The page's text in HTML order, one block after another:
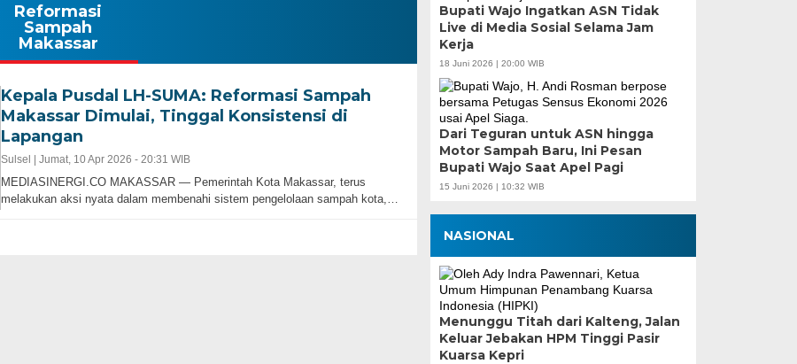
Reformasi
Sampah
Makassar
Kepala Pusdal LH-SUMA: Reformasi Sampah
Makassar Dimulai, Tinggal Konsistensi di
Lapangan
Sulsel | Jumat, 10 Apr 2026 - 20:31 WIB
MEDIASINERGI.CO MAKASSAR — Pemerintah Kota Makassar, terus
melakukan aksi nyata dalam membenahi sistem pengelolaan sampah kota,…
Bupati Wajo Ingatkan ASN Tidak
Live di Media Sosial Selama Jam
Kerja
18 Juni 2026 | 20:00 WIB
Dari Teguran untuk ASN hingga
Motor Sampah Baru, Ini Pesan
Bupati Wajo Saat Apel Pagi
15 Juni 2026 | 10:32 WIB
NASIONAL
Menunggu Titah dari Kalteng, Jalan
Keluar Jebakan HPM Tinggi Pasir
Kuarsa Kepri